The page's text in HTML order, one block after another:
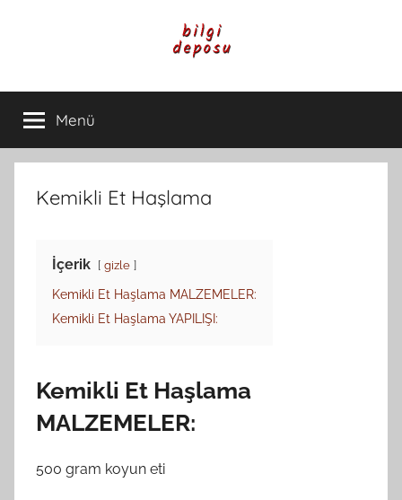
Bilgi
Deposu
Günlük
Yaşam
ve
Rehber
İçerikleri
Menü
Kemikli Et Haşlama
İçerik gizle
Kemikli Et Haşlama MALZEMELER:
Kemikli Et Haşlama YAPILIŞI:
Kemikli Et Haşlama
MALZEMELER:
500 gram koyun eti